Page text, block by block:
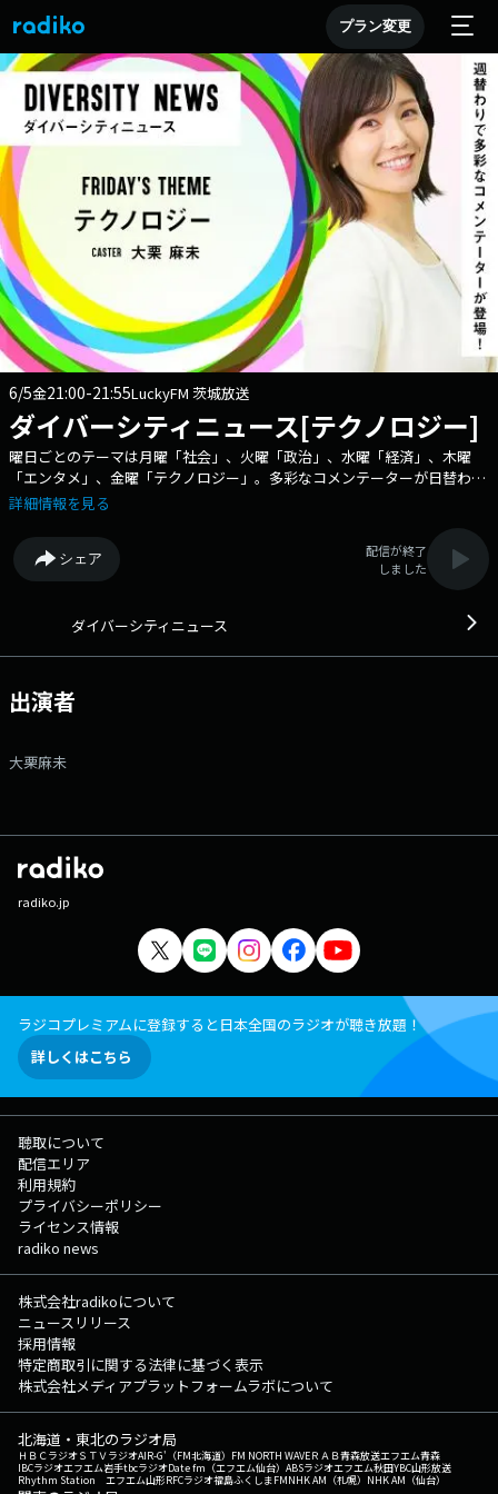
プラン変更
6/5金21:00-21:55LuckyFM 茨城放送
ダイバーシティニュース[テクノロジー]
曜日ごとのテーマは月曜「社会」、火曜「政治」、水曜「経済」、木曜
「エンタメ」、金曜「テクノロジー」。多彩なコメンテーターが日替わり
で出演し、話題のニュースを深掘ります。 金曜のレギュラーコメ
月]谷本英理子（ヘルスケア領域コンサルタント） 第3週：[奇数月]宋
美玄（産婦人科専門医） 第4週：清水亮（AI研究者） メール：
dn@lucky-ibaraki.com X：ハッシュタグ「#ダイバーシティニュー
詳細情報を見る
シェア
配信が終了
しました
ダイバーシティニュース
出演者
大栗麻未
radiko.jp
ラジコプレミアムに登録すると日本全国のラジオが聴き放題！
詳しくはこちら
聴取について
配信エリア
利用規約
プライバシーポリシー
ライセンス情報
radiko news
株式会社radikoについて
ニュースリリース
採用情報
特定商取引に関する法律に基づく表示
株式会社メディアプラットフォームラボについて
北海道・東北のラジオ局
ＨＢＣラジオＳＴＶラジオAIR-G'（FM北海道） FM NORTH WAVEＲＡＢ青森放送エフエム青森
IBCラジオエフエム岩手tbcラジオDate fm（エフエム仙台） ABSラジオエフエム秋田YBC山形放送
Rhythm Station エフエム山形RFCラジオ福島ふくしまFMNHK AM（札幌） NHK AM（仙台）